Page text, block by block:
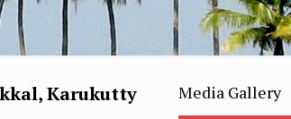
Karukutty Media Gallery